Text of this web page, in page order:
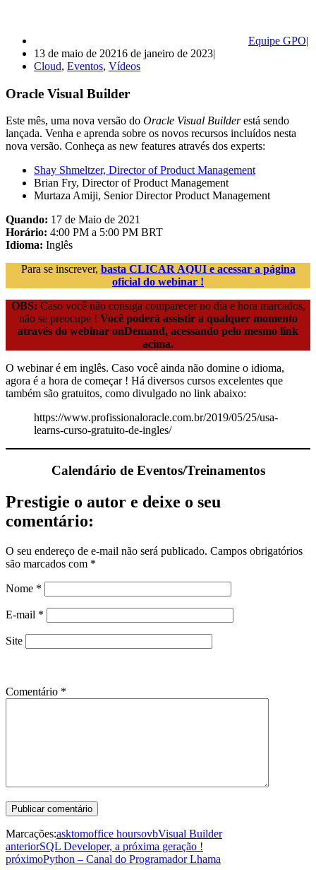
Equipe GPO
13 de maio de 20216 de janeiro de 2023
Cloud, Eventos, Vídeos
Oracle Visual Builder
Este mês, uma nova versão do Oracle Visual Builderestá sendo
lançada. Venha e aprenda sobre os novos recursos incluídos nesta
nova versão. Conheça as new features através dos experts:
Shay Shmeltzer, Director of Product Management
Brian Fry, Director of Product Management
Murtaza Amiji, Senior Director Product Management
Quando: 17 de Maio de 2021
Horário: 4:00 PM a 5:00 PM BRT
Idioma: Inglês
Para se inscrever, basta CLICAR AQUI e acessar a página
oficial do webinar !
OBS: Caso você não consiga comparecer no dia e hora marcados,
não se preocupe ! Você poderá assistir a qualquer momento
através do webinar onDemand, acessando pelo mesmo link
acima.
O webinar é em inglês. Caso você ainda não domine o idioma,
agora é a hora de começar ! Há diversos cursos excelentes que
também são gratuitos, como divulgado no link abaixo:
https://www.profissionaloracle.com.br/2019/05/25/usa-
learns-curso-gratuito-de-ingles/
Calendário de Eventos/Treinamentos
Prestigie o autor e deixe o seu
comentário:
O seu endereço de e-mail não será publicado. Campos obrigatórios
são marcados com *
Nome *
E-mail *
Site
Comentário *
Marcações:asktomoffice hoursovbVisual Builder
anteriorSQL Developer, a próxima geração !
próximoPython – Canal do Programador Lhama